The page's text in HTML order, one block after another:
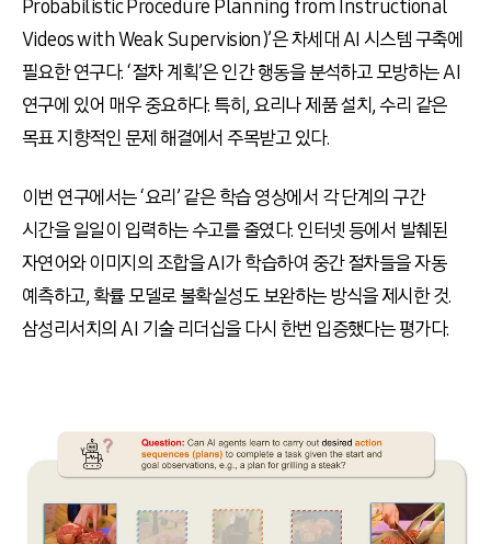
Probabilistic Procedure Planning from Instructional
Videos with Weak Supervision)’은 차세대 AI 시스템 구축에
필요한 연구다. ‘절차 계획’은 인간 행동을 분석하고 모방하는AI
연구에 있어 매우 중요하다.특히 ,요리나 제품 설치,수리 같은
목표 지향적인 문제 해결에서 주목받고 있다.
이번 연구에서는‘요리’같은 학습 영상에서 각 단계의 구간
시간을 일일이 입력하는 수고를 줄였다. 인터넷 등에서 발췌된
자연어와 이미지의 조합을AI가 학습하여 중간 절차들을 자동
예측하고,확률 모델로 불확실성도 보완하는 방식을 제시한 것.
삼성리서치의AI 기술 리더십을 다시 한번 입증했다는 평가다.